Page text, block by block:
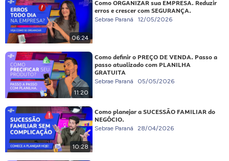
06:24
Como ORGANIZAR sua EMPRESA. Reduzir
erros e crescer com SEGURANÇA.
Sebrae Paraná 12/05/2026
11:20
Como definir o PREÇO DE VENDA. Passo a
passo atualizado com PLANILHA
GRATUITA
Sebrae Paraná 05/05/2026
10:28
Como planejar a SUCESSÃO FAMILIAR do
NEGÓCIO.
Sebrae Paraná 28/04/2026